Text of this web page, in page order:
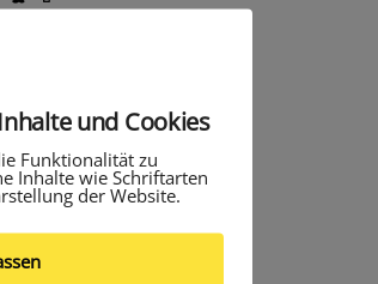
um 18:30 Uhr die
Schulküche statt.
und Cookies
Funktionalität zu
Inhalte wie Schriftarten
der Website.